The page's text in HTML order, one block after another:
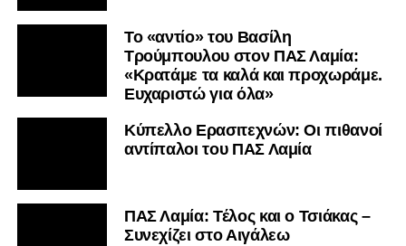
Το «αντίο» του Βασίλη
Τρούμπουλου στον ΠΑΣ Λαμία:
«Κρατάμε τα καλά και προχωράμε.
Ευχαριστώ για όλα»
Κύπελλο Ερασιτεχνών: Οι πιθανοί
αντίπαλοι του ΠΑΣ Λαμία
ΠΑΣ Λαμία: Τέλος και ο Τσιάκας –
Συνεχίζει στο Αιγάλεω